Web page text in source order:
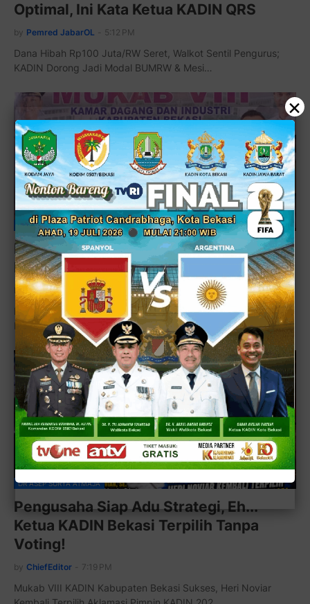
Optimal, Ini Kata Ketua KADIN QRS
by Pemred JabarOL 5:12 PM
Dana Hibah Rp100 Juta/RW Seret, Walkot Sentil Pengurus;
KADIN Dorong Jadi Modal BUMRW & Mesi…
KABUPATEN BEKASI
Demi Daya Saing, Mukab KADIN VIII
Bekasi Dorong Transformasi Organisasi
by Wahyu Beol 1:56 PM
Mukab VIII Kadin Bekasi Tetapkan Heri Noviar, Siap Perkuat
Kolaborasi Dunia Usaha dan Pemerintah…
DR ASEP SURYA ATMAJA
Pengusaha Siap Adu Strategi, Eh...
Ketua KADIN Bekasi Terpilih Tanpa
Voting!
by ChiefEditor 7:19 PM
Mukab VIII KADIN Kabupaten Bekasi Sukses, Heri Noviar
×